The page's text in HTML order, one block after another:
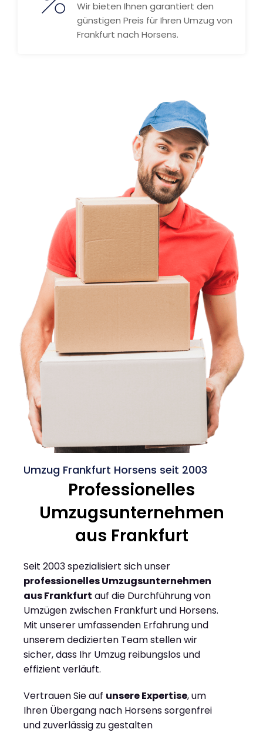
Wir bieten Ihnen garantiert den
günstigen Preis für Ihren Umzug von
Frankfurt nach Horsens.
Umzug Frankfurt Horsens seit 2003
Professionelles
Umzugsunternehmen
aus Frankfurt
Seit 2003 spezialisiert sich unser
professionelles Umzugsunternehmen
aus Frankfurt auf die Durchführung von
Umzügen zwischen Frankfurt und Horsens.
Mit unserer umfassenden Erfahrung und
unserem dedizierten Team stellen wir
sicher, dass Ihr Umzug reibungslos und
effizient verläuft.
Vertrauen Sie auf unsere Expertise, um
Ihren Übergang nach Horsens sorgenfrei
und zuverlässig zu gestalten